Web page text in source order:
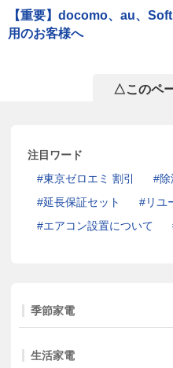
【重要】docomo、au、
用のお客様へ
△このペ
注目ワード
東京ゼロエミ 割引
除
延長保証セット
リユ
エアコン設置について
季節家電
生活家電